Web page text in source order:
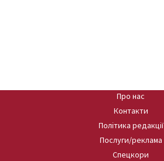
Про нас
Контакти
Політика редакції
Послуги/реклама
Спецкори